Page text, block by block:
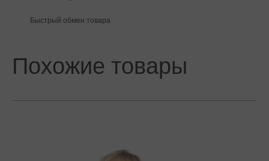
Быстрый обмен товара
Похожие товары